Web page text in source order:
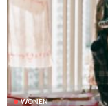
WONEN